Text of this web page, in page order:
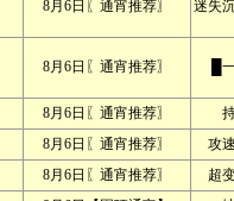
8月6日〖通宵推荐〗 迷失
8月6日〖通宵推荐〗 █
8月6日〖通宵推荐〗
8月6日〖通宵推荐〗
攻
8月6日〖通宵推荐〗
超